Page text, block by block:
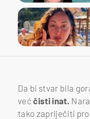
Da bi stvar bila
već čisti inat.
tako zapriječiti